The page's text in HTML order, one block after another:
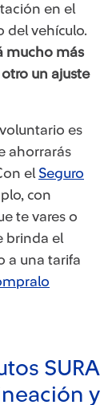
en el
del vehículo.
mucho más
un ajuste
es
ahorrarás
el Seguro
con
te vares o
brinda el
a una tarifa
SURA
y